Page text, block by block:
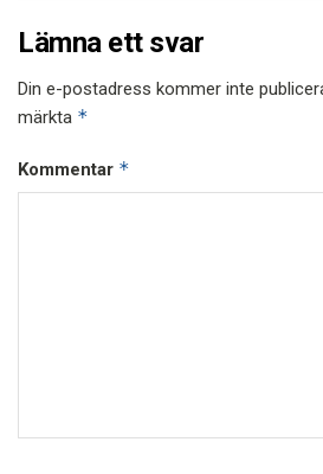
Lämna ett svar
Din e-postadress kommer inte
märkta *
Kommentar *